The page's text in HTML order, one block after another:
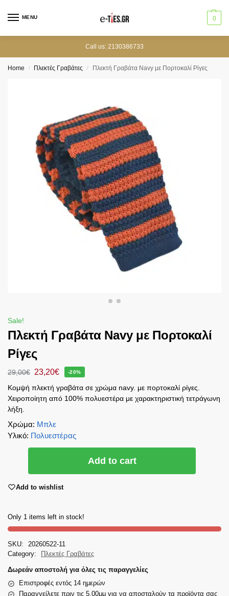
MENU 0
Call us: 2130386733
Home / Πλεκτές Γραβάτες / Πλεκτή Γραβάτα Navy με Πορτοκαλί Ρίγες
Sale!
Πλεκτή Γραβάτα Navy με Πορτοκαλί
Ρίγες
29,00€ 23,20€ -20%
Κομψή πλεκτή γραβάτα σε χρώμα navy. με πορτοκαλί ρίγες.
Χειροποίητη από 100% πολυεστέρα με χαρακτηριστική τετράγωνη
λήξη.
Χρώμα: Μπλε
Υλικό: Πολυεστέρας
Add to cart
Add to wishlist
Only 1 items left in stock!
SKU:
20260522-11
Category:
Πλεκτές Γραβάτες
Δωρεάν αποστολή για όλες τις παραγγελίες
Επιστροφές εντός 14 ημερών
Παραγγείλετε πριν τις 5.00μμ για να αποσταλούν τα προϊόντα σας